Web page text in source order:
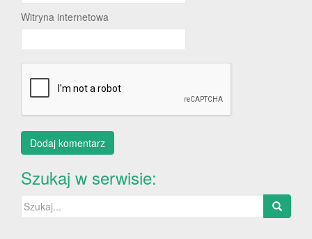
Witryna internetowa
Szukaj w serwisie:
Szukaj: